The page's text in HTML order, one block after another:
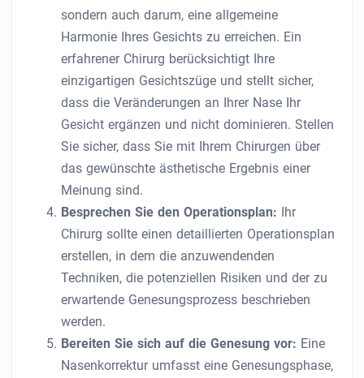
sondern auch darum, eine allgemeine
Harmonie Ihres Gesichts zu erreichen. Ein
erfahrener Chirurg berücksichtigt Ihre
einzigartigen Gesichtszüge und stellt sicher,
dass die Veränderungen an Ihrer Nase Ihr
Gesicht ergänzen und nicht dominieren. Stellen
Sie sicher, dass Sie mit Ihrem Chirurgen über
das gewünschte ästhetische Ergebnis einer
Meinung sind.
Besprechen Sie den Operationsplan: Ihr
Chirurg sollte einen detaillierten Operationsplan
erstellen, in dem die anzuwendenden
Techniken, die potenziellen Risiken und der zu
erwartende Genesungsprozess beschrieben
werden.
Bereiten Sie sich auf die Genesung vor: Eine
Nasenkorrektur umfasst eine Genesungsphase,